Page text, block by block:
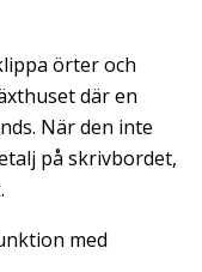
örter och
där en
När den inte
på skrivbordet,
med